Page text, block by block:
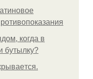
когда в
бутылку?